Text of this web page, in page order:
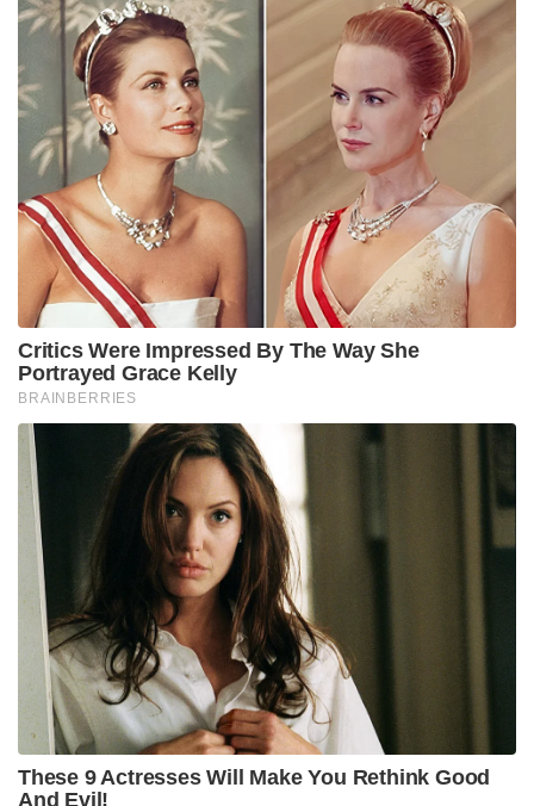
വിസ്‌പറിന്റെ സംഭാവനയായതുകൊണ്ട് തന്നെ,
ഔദ്യോഗികമായി കമ്പനി തരംതിരിച്ചു
പുറത്തുവിട്ടില്ലെങ്കിലും, വിസ്‌പർ ബ്രാൻഡ് മാത്രം
ഇന്ത്യയിൽ പ്രതിവർഷം 2,700 കോടി മുതൽ 2,800
കോടി രൂപയുടെ വൻ ബിസിനസ്സ്
നടത്തുന്നുണ്ടെന്നാണ് മാർക്കറ്റ് അനലിസ്റ്റുകൾ
വിലയിരുത്തുന്നത്. പ്രീമിയം സാനിറ്ററി പാഡ്
വിപണിയിൽ 50 ശതമാനത്തിലധികം വിപണി
വിഹിതവുമായി (Market Share) വിസ്‌പർ ഇന്നും ഒന്നാം
സ്ഥാനത്ത് തുടരുന്നു.
വിസ്‌പറിന്റെ ഈ വമ്പൻ വിജയത്തിന് പിന്നിൽ
അവരുടെ ഗവേഷണങ്ങളും സാങ്കേതികവിദ്യയുമുണ്ട്.
വെറും തുണികൊണ്ടുള്ള പാഡുകൾക്ക് പകരം
ദ്രാവകത്തെ ജെൽ രൂപത്തിലാക്കുന്ന
അബ്‌സോർബന്റ് ജെൽ ടെക്നോളജി, ചോർച്ച
തടയുന്ന ലീക്ക്-ലോക്ക് ചാനലുകൾ, കട്ടി കുറഞ്ഞ
തിൻ പാഡ് ഡിസൈനുകൾ എന്നിവയെല്ലാം P&G
തങ്ങളുടെ ആഗോള ലാബുകളിൽ
വികസിപ്പിച്ചെടുത്തതാണ്. ഉപഭോക്താക്കൾക്ക്
എപ്പോൾ പാഡ് മാറ്റണം എന്ന് സൂചന നൽകുന്ന
‘സ്മാർട്ട് പാഡുകൾക്കായുള്ള’ അഡ്വാൻസ്ഡ്
പേറ്റന്റുകൾക്ക് വരെ കമ്പനി ശ്രമിച്ചിരുന്നു.
എന്നിരുന്നാലും, സ്റ്റേഫ്രീ (Stayfree), സോഫി (Sofy)
തുടങ്ങിയ വമ്പൻ ബ്രാൻഡുകളിൽ നിന്നും,
കെമിക്കലുകൾ ഇല്ലാത്ത ഓർഗാനിക് കോട്ടൺ